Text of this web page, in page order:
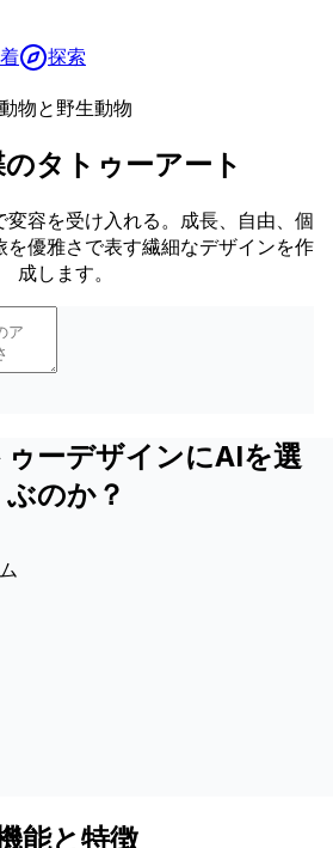
探索
動物と野生動物
タトゥーアート
変容を受け入れる。成長、自由、個
を優雅さで表す繊細なデザインを作
成します。
ーデザインにAIを選
ぶのか？
能と特徴